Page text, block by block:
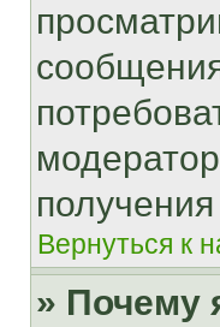
Вернуться к
» Почему